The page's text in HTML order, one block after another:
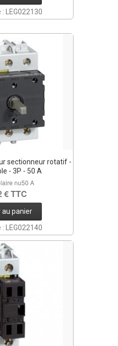
LEG022130
sectionneur rotatif -
- 3P - 50 A
nu50 A
€ TTC
au panier
LEG022140